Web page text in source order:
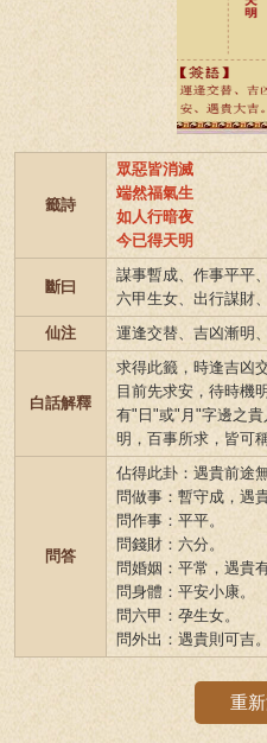
籤詩
眾惡皆消滅
端然福氣生
如人行暗夜
今已得天明
斷曰
謀事暫成、作事平平
六甲生女、出行謀財
仙注
運逢交替、吉凶漸明
白話解釋
求得此籤，時逢吉凶
目前先求安，待時機
有"日"或"月"字邊之
明，百事所求，皆可
問答
佔得此卦：遇貴前途
問做事：暫守成，遇
問作事：平平。
問錢財：六分。
問婚姻：平常，遇貴有
問身體：平安小康。
問六甲：孕生女。
問外出：遇貴則可吉。
重